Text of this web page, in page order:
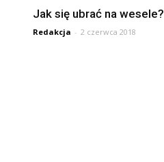
Jak się ubrać na wesele?
Redakcja - 2 czerwca 2018